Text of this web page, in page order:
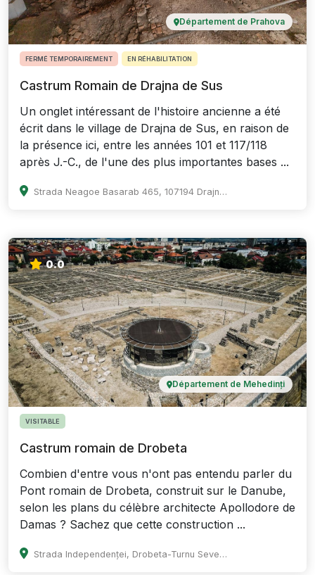
Département de Prahova
FERMÉ TEMPORAIREMENT EN RÉHABILITATION
Castrum Romain de Drajna de Sus
Un onglet intéressant de l'histoire ancienne a été
écrit dans le village de Drajna de Sus, en raison de
la présence ici, entre les années 101 et 117/118
après J.-C., de l'une des plus importantes bases ...
Strada Neagoe Basarab 465, 107194 Drajna de Sus, Romania
0.0
Département de Mehedinți
VISITABLE
Castrum romain de Drobeta
Combien d'entre vous n'ont pas entendu parler du
Pont romain de Drobeta, construit sur le Danube,
selon les plans du célèbre architecte Apollodore de
Damas ? Sachez que cette construction ...
Strada Independenței, Drobeta-Turnu Severin, Romania